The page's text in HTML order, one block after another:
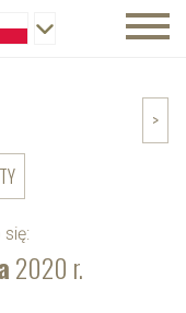
2020 r.
>